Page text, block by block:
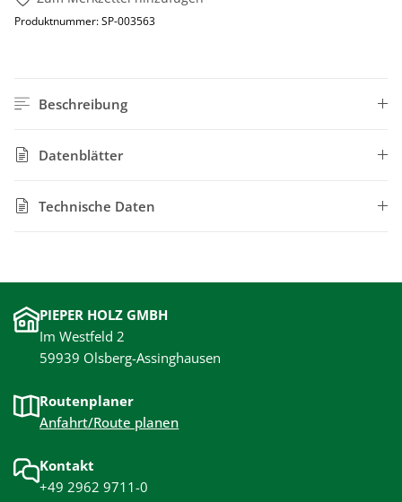
Produktnummer:SP-003563
Beschreibung
Datenblätter
Technische Daten
PIEPER HOLZ GMBH
Im Westfeld 2
59939 Olsberg-Assinghausen
Routenplaner
Anfahrt/Route planen
Kontakt
+49 2962 9711-0